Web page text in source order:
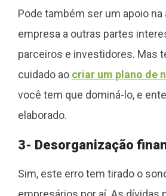
Pode também ser um apoio na
empresa a outras partes
parceiros e investidores. Mas
cuidado ao criar um plano de
você tem que dominá-lo, e
elaborado.
3- Desorganização
Sim, este erro tem tirado o